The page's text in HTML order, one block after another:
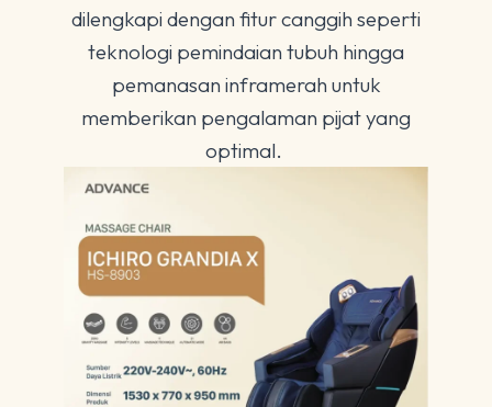
dilengkapi dengan fitur canggih seperti
teknologi pemindaian tubuh hingga
pemanasan inframerah untuk
memberikan pengalaman pijat yang
optimal.